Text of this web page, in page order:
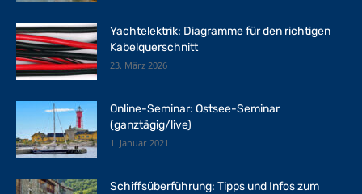
Yachtelektrik: Diagramme für den richtigen
Kabelquerschnitt
23. März 2026
Online-Seminar: Ostsee-Seminar
(ganztägig/live)
1. Januar 2021
Schiffsüberführung: Tipps und Infos zum